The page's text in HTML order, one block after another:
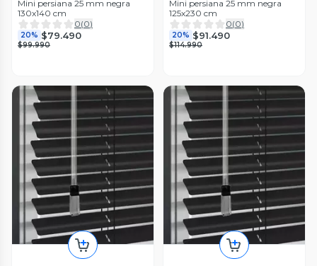
Mini persiana 25 mm negra
130x140 cm
0(0)
20% $79.490
$99.990
Mini persiana 25 mm negra
125x230 cm
0(0)
20% $91.490
$114.990